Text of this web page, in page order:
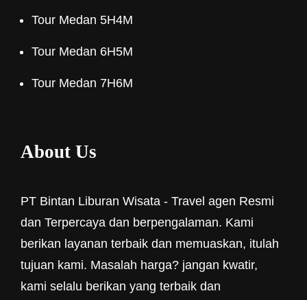
Tour Medan 5H4M
Tour Medan 6H5M
Tour Medan 7H6M
About Us
PT Bintan Liburan Wisata - Travel agen Resmi
dan Terpercaya dan berpengalaman. Kami
berikan layanan terbaik dan memuaskan, itulah
tujuan kami. Masalah harga? jangan kwatir,
kami selalu berikan yang terbaik dan